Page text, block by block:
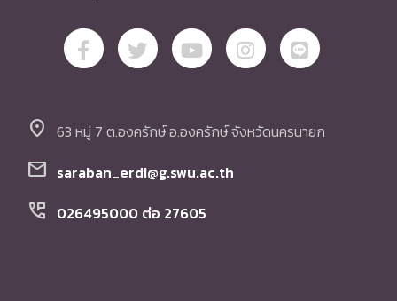
location_on 63 หมู่ 7 ต.องครักษ์ อ.องครักษ์ จังหวัดนครนายก
mail saraban_erdi@g.swu.ac.th
perm_phone_msg 026495000 ต่อ 27605